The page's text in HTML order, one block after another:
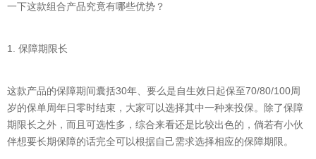
一下这款组合产品究竟有哪些优势？
1. 保障期限长
这款产品的保障期间囊括30年、要么是自生效日起保至70/80/100周
岁的保单周年日零时结束，大家可以选择其中一种来投保。除了保障
期限长之外，而且可选性多，综合来看还是比较出色的，倘若有小伙
伴想要长期保障的话完全可以根据自己需求选择相应的保障期限。